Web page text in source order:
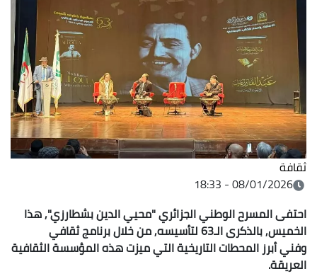
ثقافة
08/01/2026 - 18:33
احتفى المسرح الوطني الجزائري "محيي الدين بشطارزي", هذا
الخميس, بالذكرى الـ63 لتأسيسه, من خلال برنامج ثقافي
وفني أبرز المحطات التاريخية التي ميزت هذه المؤسسة الثقافية
العريقة.